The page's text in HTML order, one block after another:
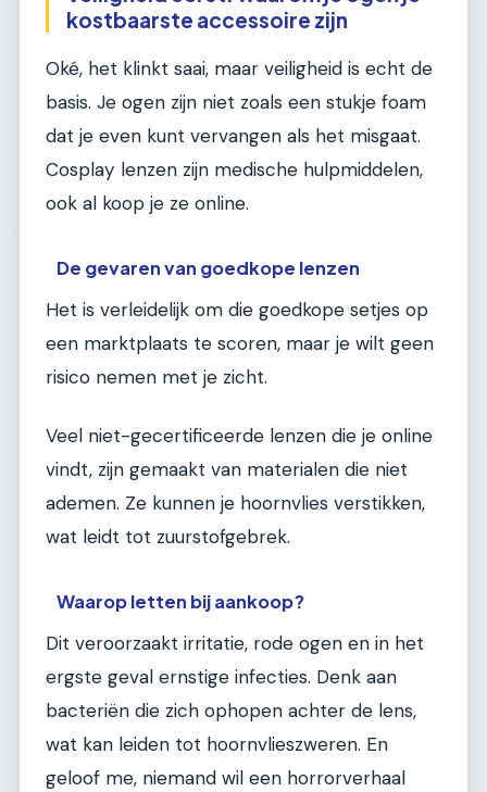
kostbaarste accessoire zijn
Oké, het klinkt saai, maar veiligheid is echt de
basis. Je ogen zijn niet zoals een stukje foam
dat je even kunt vervangen als het misgaat.
Cosplay lenzen zijn medische hulpmiddelen,
ook al koop je ze online.
De gevaren van goedkope lenzen
Het is verleidelijk om die goedkope setjes op
een marktplaats te scoren, maar je wilt geen
risico nemen met je zicht.
Veel niet-gecertificeerde lenzen die je online
vindt, zijn gemaakt van materialen die niet
ademen. Ze kunnen je hoornvlies verstikken,
wat leidt tot zuurstofgebrek.
Waarop letten bij aankoop?
Dit veroorzaakt irritatie, rode ogen en in het
ergste geval ernstige infecties. Denk aan
bacteriën die zich ophopen achter de lens,
wat kan leiden tot hoornvlieszweren. En
geloof me, niemand wil een horrorverhaal